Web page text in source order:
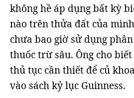
không hề áp dụng bất kỳ
nào trên thửa đất của
chưa bao giờ sử dụng
thuốc trừ sâu. Ông cho
thủ tục cần thiết để củ
vào sách kỷ lục Guinness.